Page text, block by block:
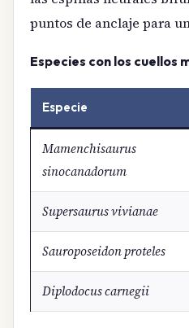
puntos de anclaje para
Especies con los cuellos
Especie
Mamenchisaurus
sinocanadorum
Supersaurus vivianae
Sauroposeidon proteles
Diplodocus carnegii